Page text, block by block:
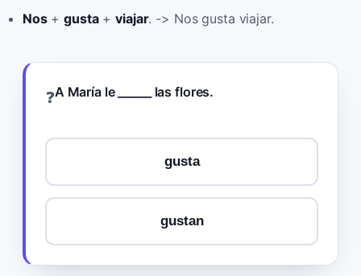
Nos+gusta+viajar. -> Nos gusta viajar.
❓A María le ______ las flores.
gusta
gustan